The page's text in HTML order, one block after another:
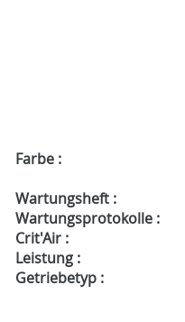
Farbe :
Wartungsheft :
Wartungsprotokolle :
Crit'Air :
Leistung :
Getriebetyp :